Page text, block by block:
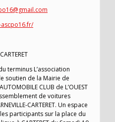
terminus L’association
le soutien de la Mairie de
CLUB de L’OUEST
de voitures
CARTERET. Un espace
participants sur la place du